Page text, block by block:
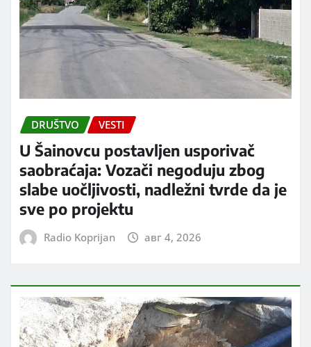
DRUŠTVO VESTI
U Šainovcu postavljen usporivač
saobraćaja: Vozači negoduju zbog
slabe uočljivosti, nadležni tvrde da je
sve po projektu
Radio Koprijan авг 4, 2026